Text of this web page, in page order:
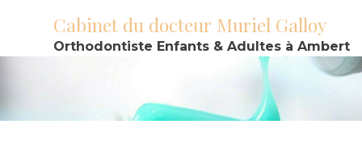
Cabinet du docteur Muriel Galloy
Orthodontiste Enfants & Adultes à Ambert